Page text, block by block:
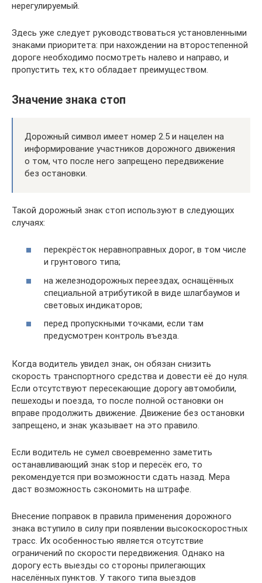
нерегулируемый.
Здесь уже следует руководствоваться установленными
знаками приоритета: при нахождении на второстепенной
дороге необходимо посмотреть налево и направо, и
пропустить тех, кто обладает преимуществом.
Значение знака стоп
Дорожный символ имеет номер 2.5 и нацелен на
информирование участников дорожного движения
о том, что после него запрещено передвижение
без остановки.
Такой дорожный знак стоп используют в следующих
случаях:
перекрёсток неравноправных дорог, в том числе
и грунтового типа;
на железнодорожных переездах, оснащённых
специальной атрибутикой в виде шлагбаумов и
световых индикаторов;
перед пропускными точками, если там
предусмотрен контроль въезда.
Когда водитель увидел знак, он обязан снизить
скорость транспортного средства и довести её до нуля.
Если отсутствуют пересекающие дорогу автомобили,
пешеходы и поезда, то после полной остановки он
вправе продолжить движение. Движение без остановки
запрещено, и знак указывает на это правило.
Если водитель не сумел своевременно заметить
останавливающий знак stop и пересёк его, то
рекомендуется при возможности сдать назад. Мера
даст возможность сэкономить на штрафе.
Внесение поправок в правила применения дорожного
знака вступило в силу при появлении высокоскоростных
трасс. Их особенностью является отсутствие
ограничений по скорости передвижения. Однако на
дорогу есть выезды со стороны прилегающих
населённых пунктов. У такого типа выездов